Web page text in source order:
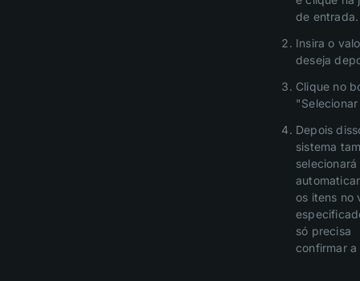
de entrada.
Insira o
deseja
Clique no
Depois
sistema
selecionará
os itens no
só precisa
confirmar